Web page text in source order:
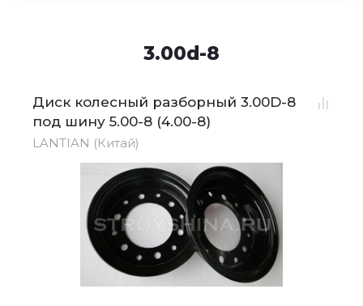
3.00d-8
Диск колесный разборный 3.00D-8
под шину 5.00-8 (4.00-8)
LANTIAN (Китай)